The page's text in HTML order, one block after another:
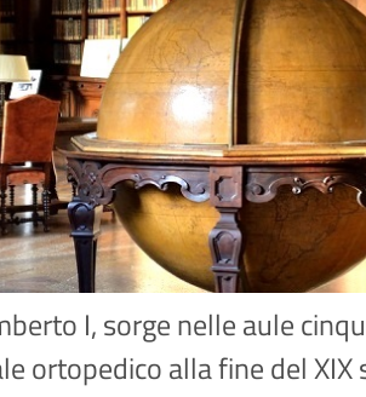
I, sorge nelle aule
ortopedico alla fine del XIX